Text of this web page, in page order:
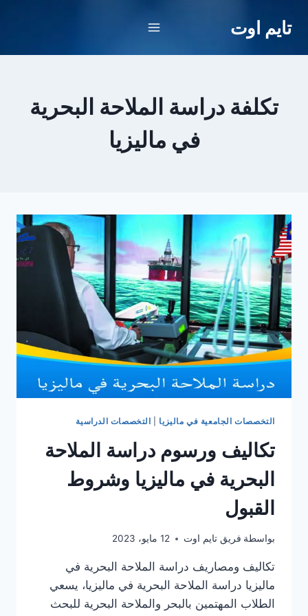
تايم اوت
تكلفة دراسة الملاحة البحرية
في ماليزيا
التخصصات الجامعية في ماليزيا التخصصات الدراسية
تكاليف ورسوم دراسة الملاحة
البحرية في ماليزيا وشروط
القبول
بواسطة فريق تايم اوت 12 مايو، 2023
تكاليف ومصاريف دراسة الملاحة البحرية في
ماليزيا دراسة الملاحة البحرية في ماليزيا، يسعي
الطلاب المهتمين بالبحر والملاحة البحرية للبحث